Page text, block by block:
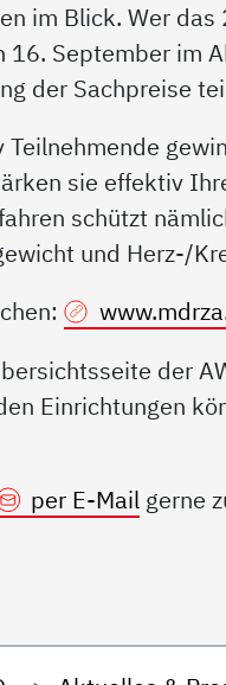
im Blick. Wer
16. September im
der Sachpreise
sie effektiv
schützt
und Herz-/
der
Einrichtungen
per E-Mail gerne